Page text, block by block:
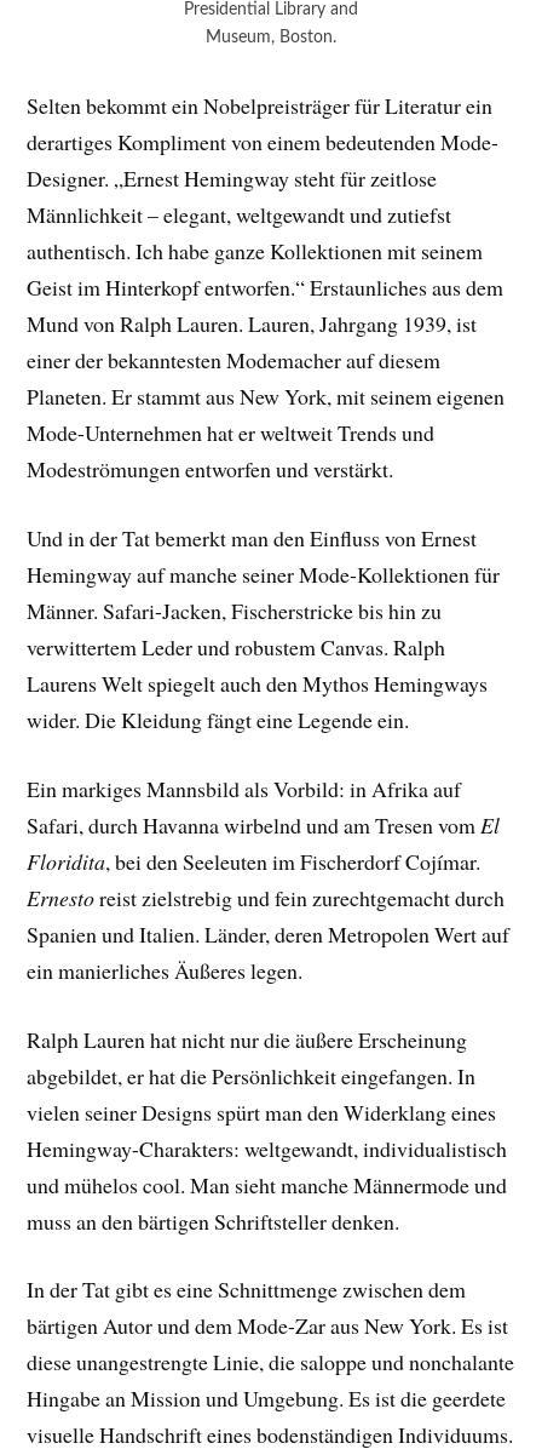
Presidential Library and
Museum, Boston.
Selten bekommt ein Nobelpreisträger für Literatur ein
derartiges Kompliment von einem bedeutenden Mode-
Designer. „Ernest Hemingway steht für zeitlose
Männlichkeit – elegant, weltgewandt und zutiefst
authentisch. Ich habe ganze Kollektionen mit seinem
Geist im Hinterkopf entworfen.“ Erstaunliches aus dem
Mund von Ralph Lauren. Lauren, Jahrgang 1939, ist
einer der bekanntesten Modemacher auf diesem
Planeten. Er stammt aus New York, mit seinem eigenen
Mode-Unternehmen hat er weltweit Trends und
Modeströmungen entworfen und verstärkt.
Und in der Tat bemerkt man den Einfluss von Ernest
Hemingway auf manche seiner Mode-Kollektionen für
Männer. Safari-Jacken, Fischerstricke bis hin zu
verwittertem Leder und robustem Canvas. Ralph
Laurens Welt spiegelt auch den Mythos Hemingways
wider. Die Kleidung fängt eine Legende ein.
Ein markiges Mannsbild als Vorbild: in Afrika auf
Safari, durch Havanna wirbelnd und am Tresen vomEl
Floridita, bei den Seeleuten im Fischerdorf Cojímar.
Ernestoreist zielstrebig und fein zurechtgemacht durch
Spanien und Italien. Länder, deren Metropolen Wert auf
ein manierliches Äußeres legen.
Ralph Lauren hat nicht nur die äußere Erscheinung
abgebildet, er hat die Persönlichkeit eingefangen. In
vielen seiner Designs spürt man den Widerklang eines
Hemingway-Charakters: weltgewandt, individualistisch
und mühelos cool. Man sieht manche Männermode und
muss an den bärtigen Schriftsteller denken.
In der Tat gibt es eine Schnittmenge zwischen dem
bärtigen Autor und dem Mode-Zar aus New York. Es ist
diese unangestrengte Linie, die saloppe und nonchalante
Hingabe an Mission und Umgebung. Es ist die geerdete
visuelle Handschrift eines bodenständigen Individuums.